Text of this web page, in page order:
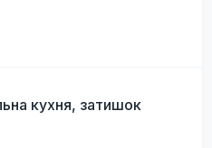
кухня, затишок